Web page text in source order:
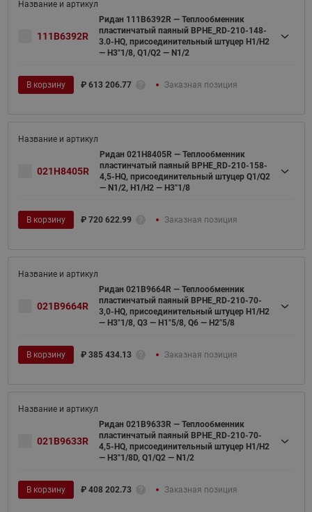
111B6392R
Ридан 111B6392R — Теплообменник
пластинчатый паяный BPHE_RD-210-148-
3.0-HQ, присоединительный штуцер H1/H2
— H3''1/8, Q1/Q2 — N1/2
В корзину ₽ 613 206.77 Заказная позиция
021H8405R
Ридан 021H8405R — Теплообменник
пластинчатый паяный BPHE_RD-210-158-
4,5-HQ, присоединительный штуцер Q1/Q2
— N1/2, H1/H2 — H3''1/8
В корзину ₽ 720 622.99 Заказная позиция
021B9664R
Ридан 021B9664R — Теплообменник
пластинчатый паяный BPHE_RD-210-70-
3,0-HQ, присоединительный штуцер H1/H2
— H3"1/8, Q3 — H1"5/8, Q6 — H2"5/8
В корзину ₽ 385 434.13 Заказная позиция
021B9633R
Ридан 021B9633R — Теплообменник
пластинчатый паяный BPHE_RD-210-70-
4,5-HQ, присоединительный штуцер H1/H2
— H3"1/8D, Q1/Q2 — N1/2
В корзину ₽ 408 202.73 Заказная позиция